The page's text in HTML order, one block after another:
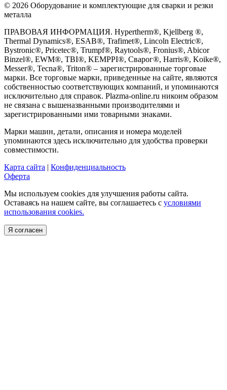
© 2026 Оборудование и комплектующие для сварки и резки
металла
ПРАВОВАЯ ИНФОРМАЦИЯ. Hypertherm®, Kjellberg ®,
Thermal Dynamics®, ESAB®, Trafimet®, Lincoln Electric®,
Bystronic®, Pricetec®, Trumpf®, Raytools®, Fronius®, Abicor
Binzel®, EWM®, TBI®, KEMPPI®, Сварог®, Harris®, Koike®,
Messer®, Tecna®, Triton® – зарегистрированные торговые
марки. Все торговые марки, приведенные на сайте, являются
собственностью соответствующих компаний, и упоминаются
исключительно для справок. Plazma-online.ru никоим образом
не связана с вышеназванными производителями и
зарегистрированными ими товарными знаками.
Марки машин, детали, описания и номера моделей
упоминаются здесь исключительно для удобства проверки
совместимости.
Карта сайта | Конфиденциальность
Оферта
Мы используем cookies для улучшения работы сайта.
Оставаясь на нашем сайте, вы соглашаетесь с условиями
использования cookies.
Я согласен